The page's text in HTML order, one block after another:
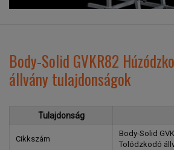
Body-Solid GVKR82
állvány tulajdonságok
Tulajdonság
Cikkszám
Body-Solid
Tolódzkodó